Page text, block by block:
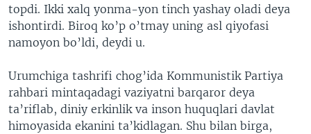
topdi. Ikki xalq yonma-yon tinch yashay oladi deya
ishontirdi. Biroq ko’p o’tmay uning asl qiyofasi
namoyon bo’ldi, deydi u.
Urumchiga tashrifi chog’ida Kommunistik Partiya
rahbari mintaqadagi vaziyatni barqaror deya
ta’riflab, diniy erkinlik va inson huquqlari davlat
himoyasida ekanini ta’kidlagan. Shu bilan birga,